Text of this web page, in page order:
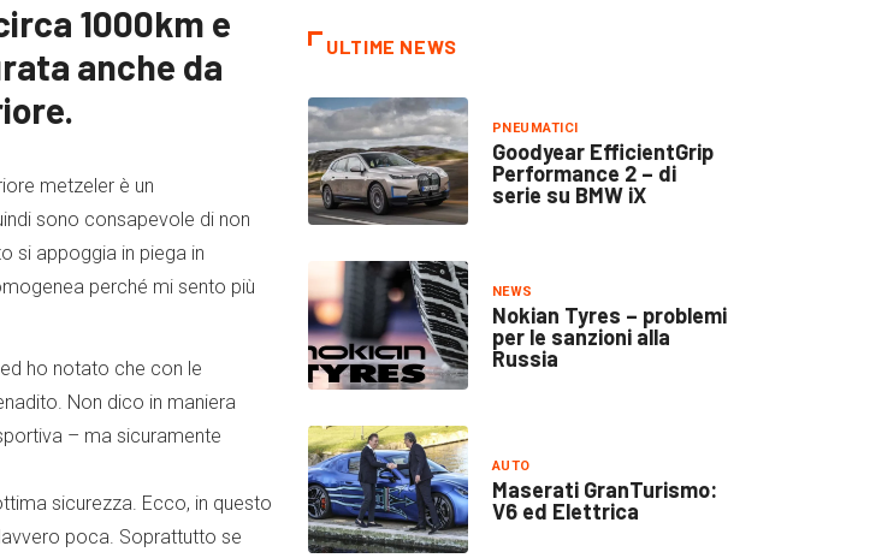
1000km e
anche da
metzeler è un
sono consapevole di non
si appoggia in piega in
perché mi sento più
ho notato che con le
Non dico in maniera
– ma sicuramente
sicurezza. Ecco, in questo
poca. Soprattutto se
ULTIME NEWS
PNEUMATICI
Goodyear EfficientGrip
Performance 2 – di
serie su BMW iX
NEWS
Nokian Tyres – problemi
per le sanzioni alla
Russia
AUTO
Maserati GranTurismo:
V6 ed Elettrica